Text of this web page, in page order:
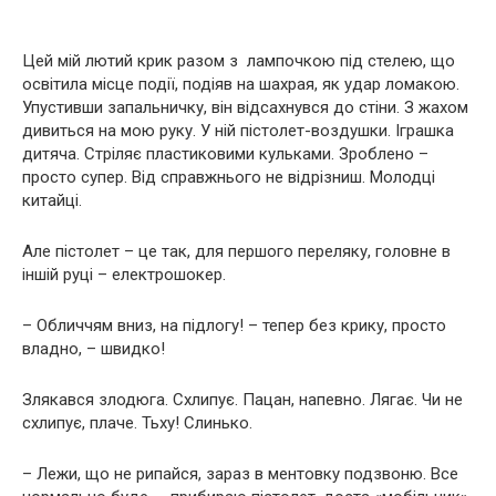
Цей мій лютий крик разом з лампочкою під стелею, що
освітила місце події, подіяв на шахрая, як удар ломакою.
Упустивши запальничку, він відсахнувся до стіни. З жахом
дивиться на мою руку. У ній пістолет-воздушки. Іграшка
дитяча. Стріляє пластиковими кульками. Зроблено –
просто супер. Від справжнього не відрізниш. Молодці
китайці.
Але пістолет – це так, для першого переляку, головне в
іншій руці – електрошокер.
– Обличчям вниз, на підлогу! – тепер без крику, просто
владно, – швидко!
Злякався злодюга. Схлипує. Пацан, напевно. Лягає. Чи не
схлипує, плаче. Тьху! Слинько.
– Лежи, що не рипайся, зараз в ментовку подзвоню. Все